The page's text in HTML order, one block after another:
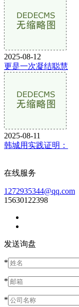
2025-08-12
更是一次凝结聪慧
2025-08-11
韩城用实践证明：
在线服务
1272935344@qq.com
15630122398
发送询盘
*
*
*